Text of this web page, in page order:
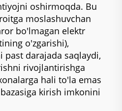
oshirmoqda. Bu
moslashuvchan
bo'lmagan elektr
o'zgarishi),
darajada saqlaydi,
rivojlantirishga
hali to'la emas
kirish imkonini